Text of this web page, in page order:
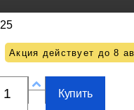
Акция действует до 8
Купить